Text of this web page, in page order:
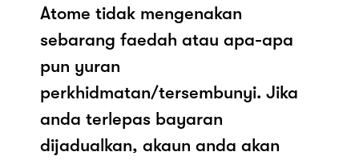
Atome tidak mengenakan
sebarang faedah atau apa-apa
pun yuran
perkhidmatan/tersembunyi. Jika
anda terlepas bayaran
dijadualkan, akaun anda akan